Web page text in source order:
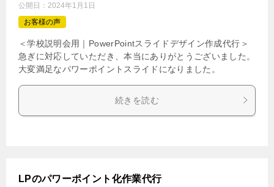
公開日： 2024年1月1日
お客様の声
＜学校説明会用｜PowerPointスライドデザイン作成代行＞
急ぎに対応していただき、本当にありがとうございました。
大変満足なパワーポイントスライドになりました。
続きを読む
LPのパワーポイント化作業代行